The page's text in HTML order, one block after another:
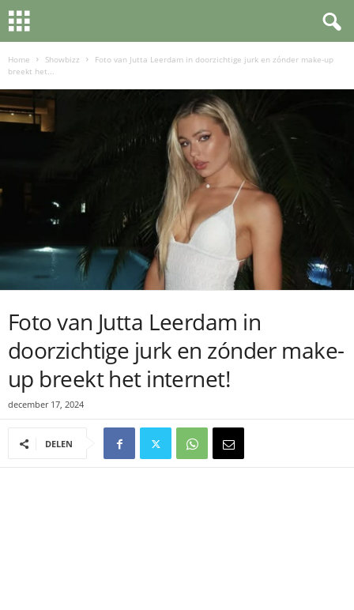
Home Showbizz
Foto van Jutta Leerdam in doorzichtige jurk en zónder make-up
breekt het...
Foto van Jutta Leerdam in
doorzichtige jurk en zónder make-
up breekt het internet!
december 17, 2024
DELEN